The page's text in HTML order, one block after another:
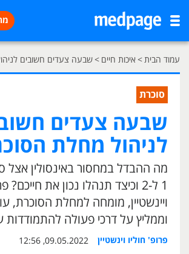
עמוד הבית> איכות חיים >שבעה צעדים חשובים
סוכרת
שבעה צעדים
לניהול מחלת
מה ההבדל במחסור באינסולין אצל
1 ל-2 וכיצד תנהלו נכון את חייכם?
ויינשטיין, מומחה למחלת הסוכרת,
וממליץ על דרכי פעולה
פרופ' חוליו וינשטיין 09.05.2022, 12:56